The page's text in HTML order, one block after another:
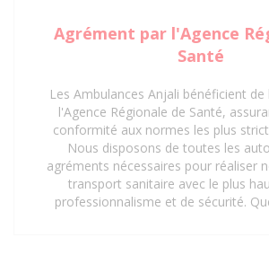
Agrément par l'Agence
Santé
Les Ambulances Anjali bénéficient
l'Agence Régionale de Santé,
conformité aux normes les plus
Nous disposons de toutes les
agréments nécessaires pour réaliser
transport sanitaire avec le plus
professionnalisme et de sécurité.